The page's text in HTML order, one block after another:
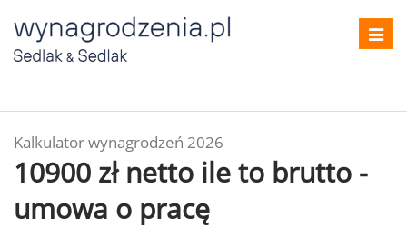
Kalkulator wynagrodzeń 2026
10900 zł netto ile to brutto -
umowa o pracę